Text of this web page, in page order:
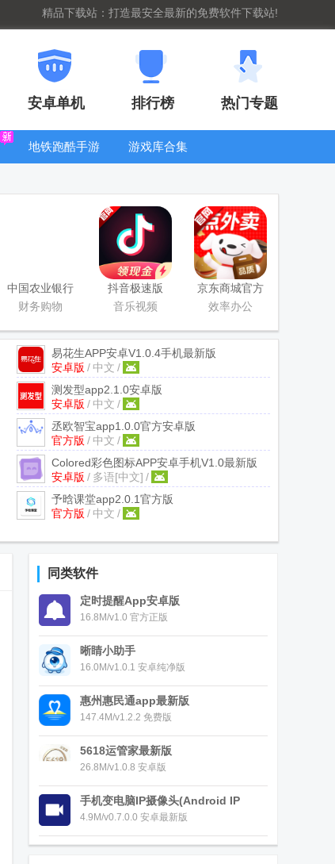
精品下载站：打造最安全最新的免费软件下载站!
安卓单机 排行榜 热门专题
地铁跑酷手游
游戏库合集
看器
中国农业银行
app
财务购物
抖音极速版
app正版
音乐视频
京东商城官方
客户端
效率办公
易花生APP安卓V1.0.4手机最新版
安卓版 / 中文 /
测发型app2.1.0安卓版
安卓版 / 中文 /
丞欧智宝app1.0.0官方安卓版
官方版 / 中文 /
Colored彩色图标APP安卓手机V1.0最新版
安卓版 / 多语[中文] /
予晗课堂app2.0.1官方版
官方版 / 中文 /
同类软件
定时提醒App安卓版
16.8M/v1.0 官方正版
晰睛小助手
16.0M/v1.0.1 安卓纯净版
惠州惠民通app最新版
147.4M/v1.2.2 免费版
5618运管家最新版
26.8M/v1.0.8 安卓版
手机变电脑IP摄像头(Android IP
Camera)
4.9M/v0.7.0.0 安卓最新版